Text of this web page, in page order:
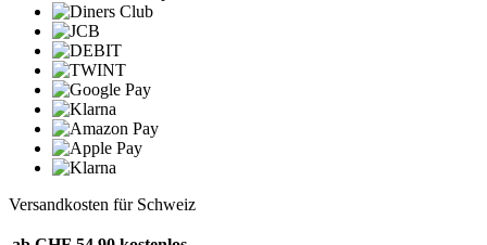
Versandkosten für Schweiz